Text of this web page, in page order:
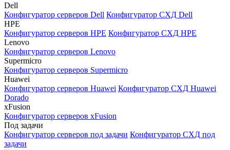
Dell
Конфигуратор серверов Dell Конфигуратор СХД Dell
HPE
Конфигуратор серверов HPE Конфигуратор СХД HPE
Lenovo
Конфигуратор серверов Lenovo
Supermicro
Конфигуратор серверов Supermicro
Huawei
Конфигуратор серверов Huawei Конфигуратор СХД Huawei
Dorado
xFusion
Конфигуратор серверов xFusion
Под задачи
Конфигуратор серверов под задачи Конфигуратор СХД под
задачи